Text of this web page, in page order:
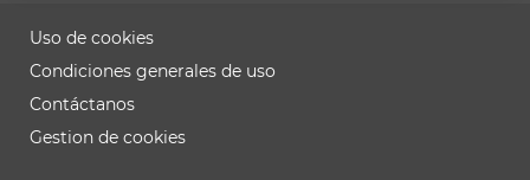
Uso de cookies
Condiciones generales de uso
Contáctanos
Gestion de cookies